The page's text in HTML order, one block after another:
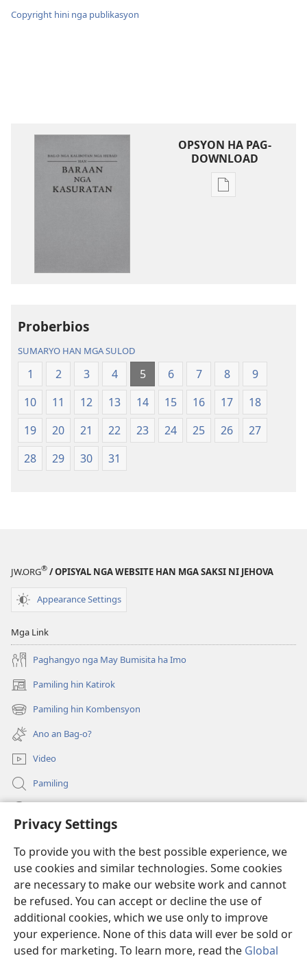
Privacy Settings
To provide you with the best possible experience, we
use cookies and similar technologies. Some cookies
are necessary to make our website work and cannot
be refused. You can accept or decline the use of
additional cookies, which we use only to improve
your experience. None of this data will ever be sold or
used for marketing. To learn more, read the Global
Copyright hini nga publikasyon
OPSYON HA PAG-
DOWNLOAD
Opsyon
nga
Kalibotan
nga
Hubad
han
Proberbios
SUMARYO HAN MGA SULOD
1 2 3 4 5 6 7 8
9
10
11 12 13 14 15 16 17
18
19
20 21 22 23 24 25 26
27
28
29 30 31
JW.ORG® / OPISYAL NGA WEBSITE HAN MGA SAKSI NI JEHOVA
Appearance Settings
Mga Link
Paghangyo nga May Bumisita ha Imo
Pamiling hin Katirok
(opens
new
window)
Pamiling hin Kombensyon
(opens
new
window)
Ano an Bag-o?
Video
Pamiling
(opens
window)Watchtower ONLINE LIBRARY
(opens
new
window)JW Hub ®
(opens
new
window)